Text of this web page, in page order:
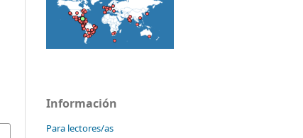
Información
Para lectores/as